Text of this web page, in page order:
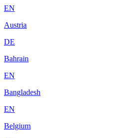
EN
Austria
DE
Bahrain
EN
Bangladesh
EN
Belgium